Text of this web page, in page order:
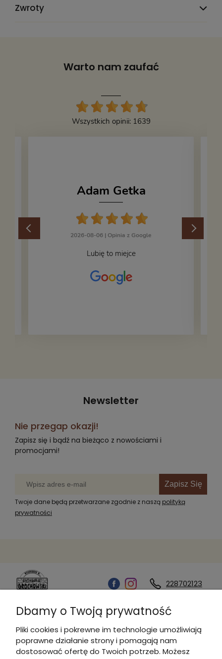
Zwroty
Warto nam zaufać
Wszystkich opinii: 1639
Adam Getka
2026-08-06 | Opinia z Google
Lubię to miejce
Newsletter
Nie przegap okazji!
Zapisz się i bądź na bieżąco z nowościami i
promocjami!
Zapisz Się
Twoje dane będą przetwarzane zgodnie z naszą polityką
prywatności
228702123
Kontakt
Informacje
Dbamy o Twoją prywatność
Pliki cookies i pokrewne im technologie umożliwiają
poprawne działanie strony i pomagają nam
dostosować ofertę do Twoich potrzeb. Możesz